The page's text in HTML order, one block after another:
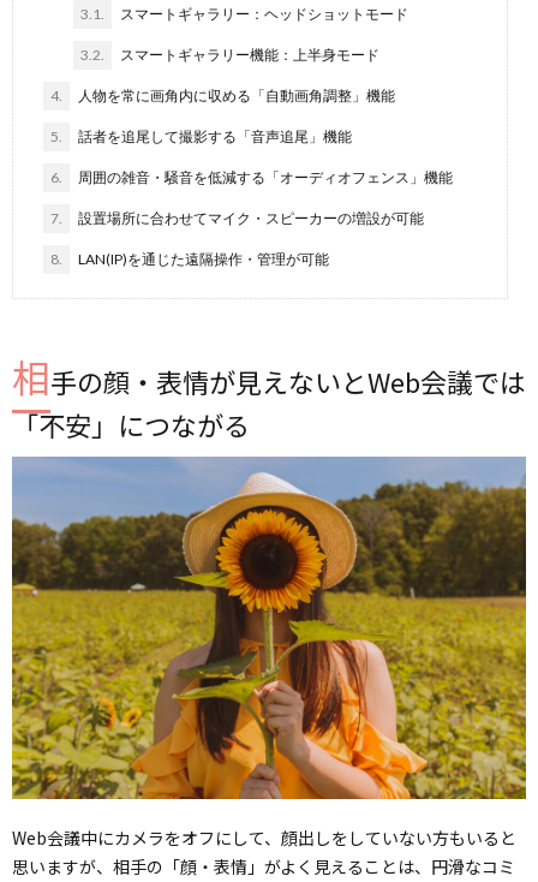
3.1. スマートギャラリー：ヘッドショットモード
3.2. スマートギャラリー機能：上半身モード
4. 人物を常に画角内に収める「自動画角調整」機能
5. 話者を追尾して撮影する「音声追尾」機能
6. 周囲の雑音・騒音を低減する「オーディオフェンス」機能
7. 設置場所に合わせてマイク・スピーカーの増設が可能
8. LAN(IP)を通じた遠隔操作・管理が可能
相手の顔・表情が見えないとWeb会議では
「不安」につながる
Web会議中にカメラをオフにして、顔出しをしていない方もいると
思いますが、相手の「顔・表情」がよく見えることは、円滑なコミ